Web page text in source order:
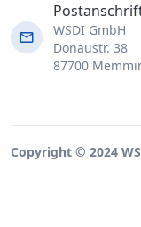
WSDI GmbH
Donaustr. 38
87700
Copyright © 2024